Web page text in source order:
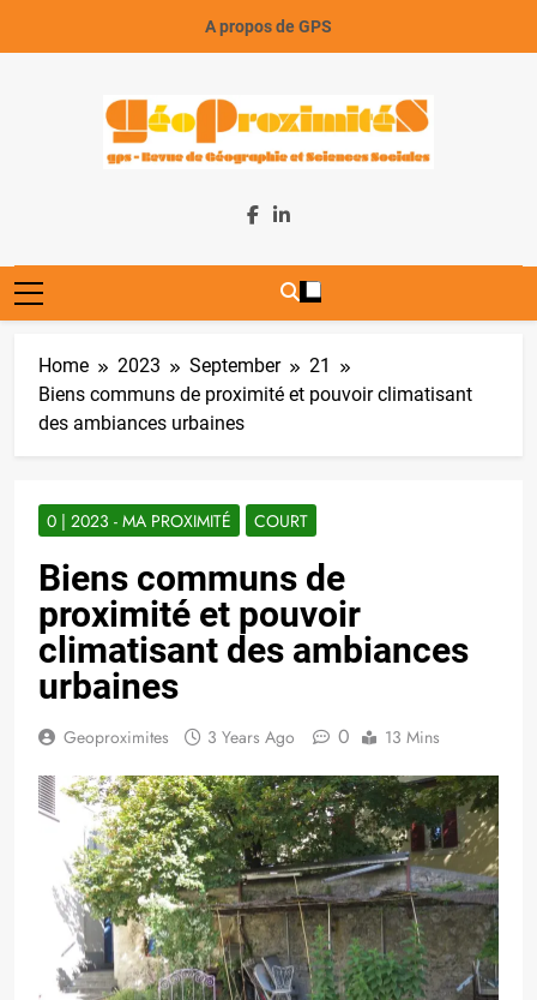
A propos de GPS
GeoProximiteS
Home 2023 September
21
Biens communs de proximité et pouvoir climatisant
des ambiances urbaines
0 | 2023 - MA PROXIMITÉ COURT
Biens communs de
proximité et pouvoir
climatisant des ambiances
urbaines
Geoproximites 3 Years Ago 0 13 Mins